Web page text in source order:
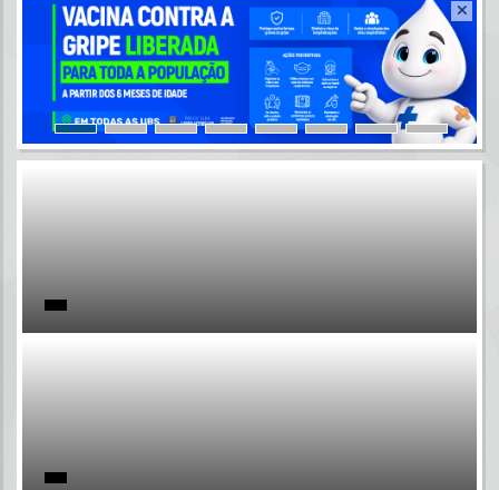
Resultados para""
Portais
Por favor, aguarde...
Por favor, aguarde...